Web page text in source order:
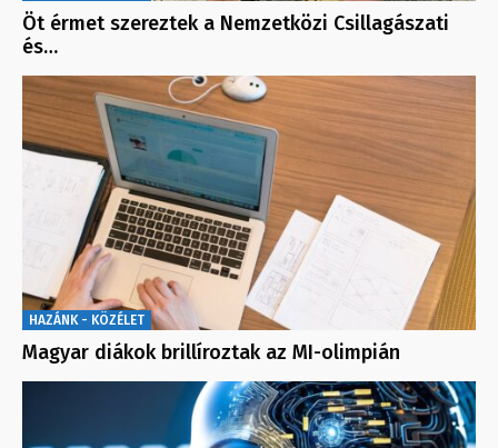
Öt érmet szereztek a Nemzetközi Csillagászati
és…
HAZÁNK - KÖZÉLET
Magyar diákok brillíroztak az MI-olimpián